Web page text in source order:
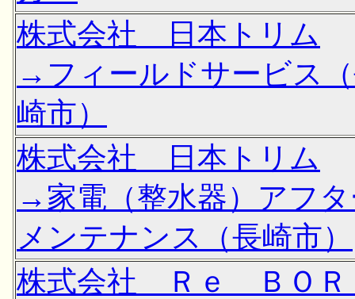
株式会社 日本トリム
→フィールドサービス
崎市）
株式会社 日本トリム
→家電（整水器）アフ
メンテナンス（長崎市）
株式会社 Ｒｅ ＢＯＲ